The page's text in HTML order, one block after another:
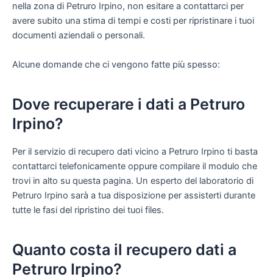
nella zona di Petruro Irpino, non esitare a contattarci per
avere subito una stima di tempi e costi per ripristinare i tuoi
documenti aziendali o personali.
Alcune domande che ci vengono fatte più spesso:
Dove recuperare i dati a Petruro
Irpino?
Per il servizio di recupero dati vicino a Petruro Irpino ti basta
contattarci telefonicamente oppure compilare il modulo che
trovi in alto su questa pagina. Un esperto del laboratorio di
Petruro Irpino sarà a tua disposizione per assisterti durante
tutte le fasi del ripristino dei tuoi files.
Quanto costa il recupero dati a
Petruro Irpino?